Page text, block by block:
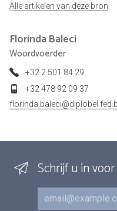
Alle artikelen van deze bron
Florinda Baleci
Woordvoerder
+32 2 501 84 29
+32 478 92 09 37
Schrijf u in
E-mail